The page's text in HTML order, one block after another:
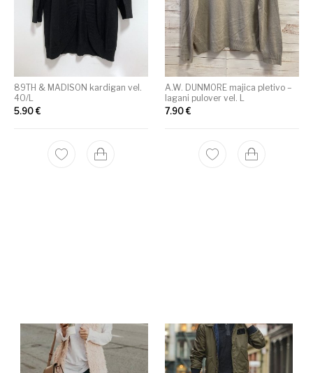
89TH & MADISON kardigan vel.
40/L
5.90 €
A.W. DUNMORE majica pletivo –
lagani pulover vel. L
7.90 €